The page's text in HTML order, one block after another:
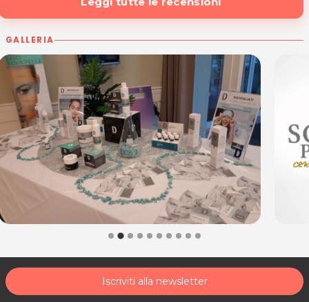
GALLERIA
Iscriviti alla newsletter